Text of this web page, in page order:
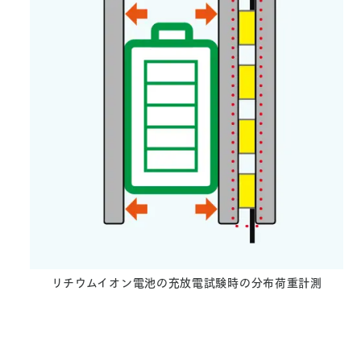
リチウムイオン電池の充放電試験時の分布荷重計測